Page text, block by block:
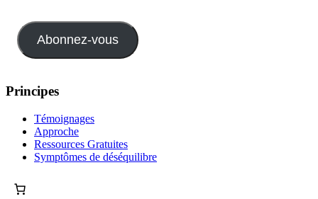
Abonnez-vous
Principes
Témoignages
Approche
Ressources Gratuites
Symptômes de déséquilibre